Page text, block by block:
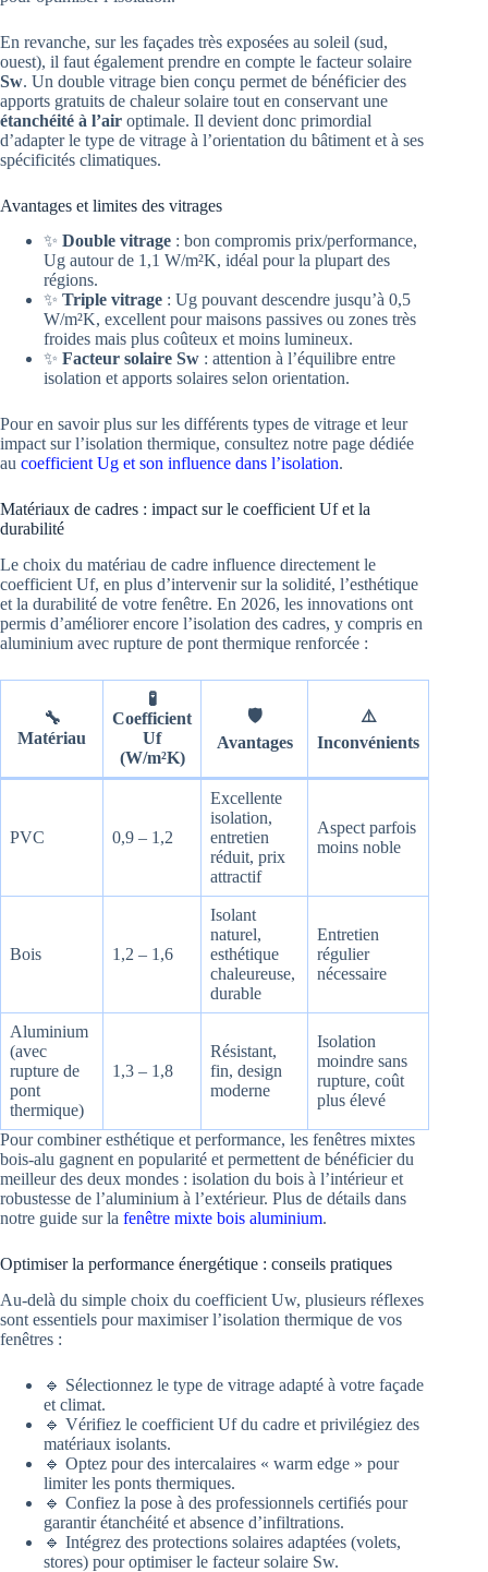
En revanche, sur les façades très exposées au soleil (sud,
ouest), il faut également prendre en compte le facteur solaire
Sw. Un double vitrage bien conçu permet de bénéficier des
apports gratuits de chaleur solaire tout en conservant une
étanchéité à l’air optimale. Il devient donc primordial
d’adapter le type de vitrage à l’orientation du bâtiment et à ses
spécificités climatiques.
Avantages et limites des vitrages
✨ Double vitrage : bon compromis prix/performance,
Ug autour de 1,1 W/m²K, idéal pour la plupart des
régions.
✨ Triple vitrage : Ug pouvant descendre jusqu’à 0,5
W/m²K, excellent pour maisons passives ou zones très
froides mais plus coûteux et moins lumineux.
✨ Facteur solaire Sw : attention à l’équilibre entre
isolation et apports solaires selon orientation.
Pour en savoir plus sur les différents types de vitrage et leur
impact sur l’isolation thermique, consultez notre page dédiée
au coefficient Ug et son influence dans l’isolation.
Matériaux de cadres : impact sur le coefficient Uf et la
durabilité
Le choix du matériau de cadre influence directement le
coefficient Uf, en plus d’intervenir sur la solidité, l’esthétique
et la durabilité de votre fenêtre. En 2026, les innovations ont
permis d’améliorer encore l’isolation des cadres, y compris en
aluminium avec rupture de pont thermique renforcée :
🔧
Matériau
🧪
Coefficient
Uf
(W/m²K)
🛡️
Avantages
⚠️
Inconvénients
PVC 0,9 – 1,2
Excellente
isolation,
entretien
réduit, prix
attractif
Aspect parfois
moins noble
Bois 1,2 – 1,6
Isolant
naturel,
esthétique
chaleureuse,
durable
Entretien
régulier
nécessaire
Aluminium
(avec
rupture de
pont
thermique)
1,3 – 1,8
Résistant,
fin, design
moderne
Isolation
moindre sans
rupture, coût
plus élevé
Pour combiner esthétique et performance, les fenêtres mixtes
bois-alu gagnent en popularité et permettent de bénéficier du
meilleur des deux mondes : isolation du bois à l’intérieur et
robustesse de l’aluminium à l’extérieur. Plus de détails dans
notre guide sur la fenêtre mixte bois aluminium.
Optimiser la performance énergétique : conseils pratiques
Au-delà du simple choix du coefficient Uw, plusieurs réflexes
sont essentiels pour maximiser l’isolation thermique de vos
fenêtres :
🔹 Sélectionnez le type de vitrage adapté à votre façade
et climat.
🔹 Vérifiez le coefficient Uf du cadre et privilégiez des
matériaux isolants.
🔹 Optez pour des intercalaires « warm edge » pour
limiter les ponts thermiques.
🔹 Confiez la pose à des professionnels certifiés pour
garantir étanchéité et absence d’infiltrations.
🔹 Intégrez des protections solaires adaptées (volets,
stores) pour optimiser le facteur solaire Sw.